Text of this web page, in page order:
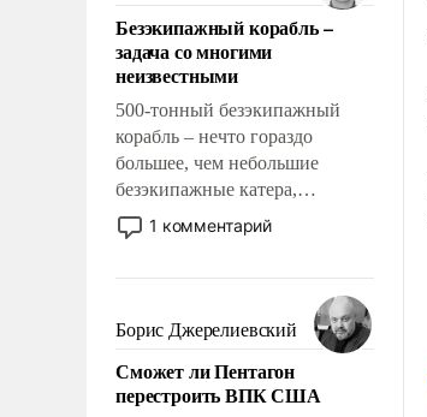
слабым, идти вперед и
адаптироваться.
Безэкипажный корабль –
задача со многими
неизвестными
500-тонный безэкипажный
корабль – нечто гораздо
большее, чем небольшие
безэкипажные катера,
применение которых уже
стало обыденностью. Задача по
сложна и амбициозна. Однако
и ее реализация радикально
поднимет наши боевые
возможности.
1 комментарий
Борис Джерелиевский
Сможет ли Пентагон
перестроить ВПК США